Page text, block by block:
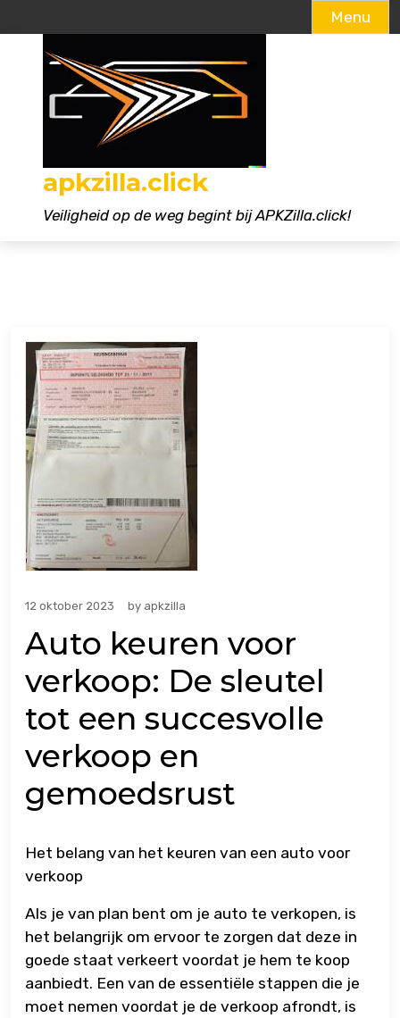
Menu
apkzilla.click
Veiligheid op de weg begint bij APKZilla.click!
12 oktober 2023 by apkzilla
Auto keuren voor
verkoop: De sleutel
tot een succesvolle
verkoop en
gemoedsrust
Het belang van het keuren van een auto voor
verkoop
Als je van plan bent om je auto te verkopen, is
het belangrijk om ervoor te zorgen dat deze in
goede staat verkeert voordat je hem te koop
aanbiedt. Een van de essentiële stappen die je
moet nemen voordat je de verkoop afrondt, is